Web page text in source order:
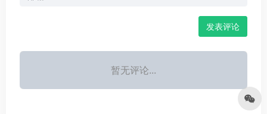
发表评论
暂无评论...